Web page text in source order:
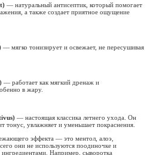
— натуральный антисептик, который помогает
а также создает приятное ощущение
— мягко тонизирует и освежает, не пересушивая
— работает как мягкий дренаж и
в жару.
— настоящая классика летнего ухода. Он
тонус, увлажняет и уменьшает покраснения.
эффекта — это ментол, алоэ,
они не используются поодиночке и
Например, сыворотка